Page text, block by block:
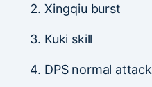
Xingqiu burst
Kuki skill
DPS normal attack